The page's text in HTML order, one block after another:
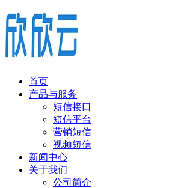
首页
产品与服务
短信接口
短信平台
营销短信
视频短信
新闻中心
关于我们
公司简介